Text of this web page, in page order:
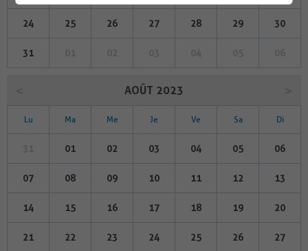
24 25 26 27 28 29 30
31
AOÛT 2023
Lu Ma Me Je Ve Sa Di
01 02 03 04 05 06
07 08 09 10 11 12 13
14 15 16 17 18 19 20
21 22 23 24 25 26 27